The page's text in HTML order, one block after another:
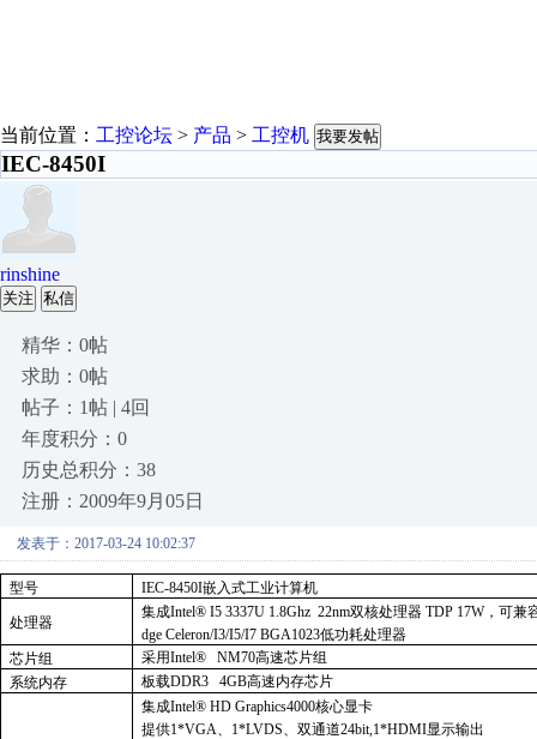
当前位置： 工控论坛 > 产品 > 工控机 我要发帖
IEC-8450I
rinshine
关注 私信
精华：0帖
求助：0帖
帖子：1帖 | 4回
年度积分：0
历史总积分：38
注册：2009年9月05日
发表于：2017-03-24 10:02:37
型号 IEC-8450I嵌入式工业计算机
处理器
集成Intel® I5 3337U 1.8Ghz 22nm双核处理器 TDP 17W，可兼
dge Celeron/I3/I5/I7 BGA1023低功耗处理器
芯片组
采用Intel® NM70高速芯片组
系统内存
板载DDR3 4GB高速内存芯片
集成Intel® HD Graphics4000核心显卡
提供1*VGA、1*LVDS、双通道24bit,1*HDMI显示输出